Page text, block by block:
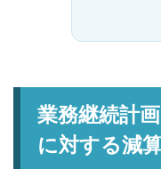
業務継続計
に対する減